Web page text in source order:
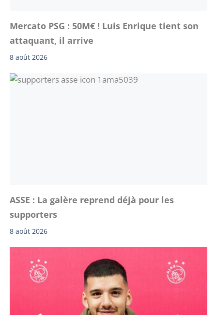
Mercato PSG : 50M€ ! Luis Enrique tient son
attaquant, il arrive
8 août 2026
ASSE : La galère reprend déjà pour les
supporters
8 août 2026